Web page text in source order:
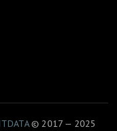
© 2017 — 2025